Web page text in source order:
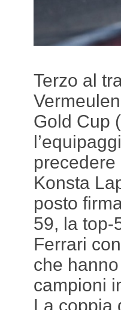
Terzo al
Gold Cup
Konsta
posto
59, la top-
Ferrari
che
campioni
La coppia